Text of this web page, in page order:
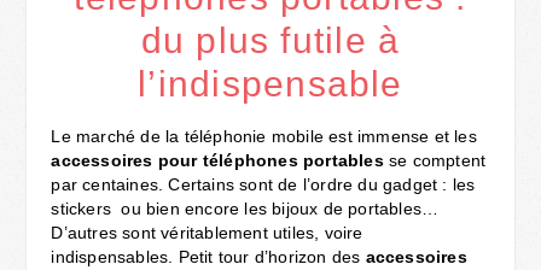
du plus futile à
l’indispensable
Le marché de la téléphonie mobile est immense et les
accessoires pour téléphones portablesse comptent
par centaines. Certains sont de l’ordre du gadget : les
stickers ou bien encore les bijoux de portables…
D’autres sont véritablement utiles, voire
indispensables. Petit tour d’horizon des accessoires